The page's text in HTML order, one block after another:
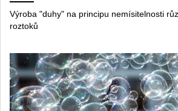
Výroba "duhy" na principu nemísitelnosti
roztoků